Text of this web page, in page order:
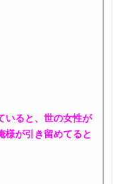
ると、世の女性が
様が引き留めてると